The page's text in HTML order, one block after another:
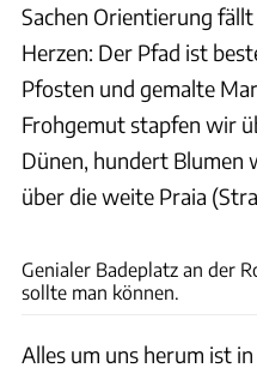
Sachen Orientierung
Herzen: Der Pfad ist
Pfosten und gemalte
Frohgemut stapfen wir
Dünen, hundert Blumen
über die weite Praia
Genialer Badeplatz an der
sollte man können.
Alles um uns herum ist